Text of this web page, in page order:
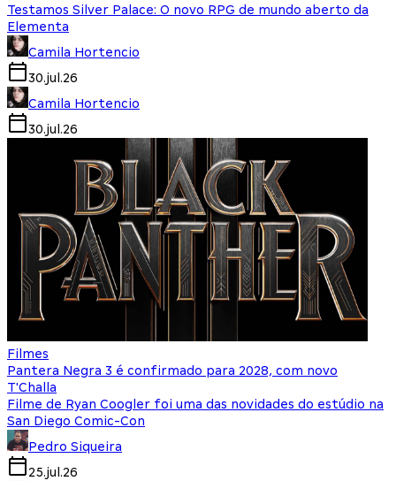
Testamos Silver Palace: O novo RPG de mundo aberto da
Elementa
Camila Hortencio
30.jul.26
Camila Hortencio
30.jul.26
Filmes
Pantera Negra 3 é confirmado para 2028, com novo
T'Challa
Filme de Ryan Coogler foi uma das novidades do estúdio na
San Diego Comic-Con
Pedro Siqueira
25.jul.26